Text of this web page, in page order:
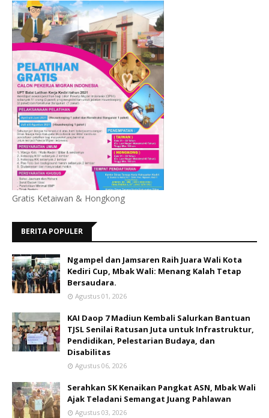
Gratis Ketaiwan & Hongkong
BERITA POPULER
Ngampel dan Jamsaren Raih Juara Wali Kota
Kediri Cup, Mbak Wali: Menang Kalah Tetap
Bersaudara.
Agustus 01, 2026
KAI Daop 7 Madiun Kembali Salurkan Bantuan
TJSL Senilai Ratusan Juta untuk Infrastruktur,
Pendidikan, Pelestarian Budaya, dan
Disabilitas
Agustus 06, 2026
Serahkan SK Kenaikan Pangkat ASN, Mbak Wali
Ajak Teladani Semangat Juang Pahlawan
Agustus 03, 2026